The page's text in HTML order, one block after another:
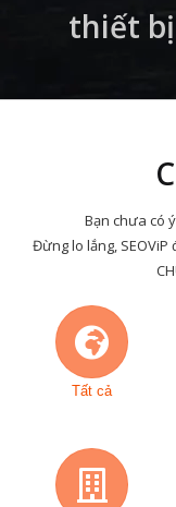
thiết
Bạn chưa có
Đừng lo lắng, SEOViP
Tất cả